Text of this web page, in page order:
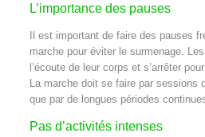
L’importance des pauses
Il est important de faire des pauses
marche pour éviter le surmenage.
l’écoute de leur corps et s’arrêter
La marche doit se faire par sessions
que par de longues périodes
Pas d’activités intenses